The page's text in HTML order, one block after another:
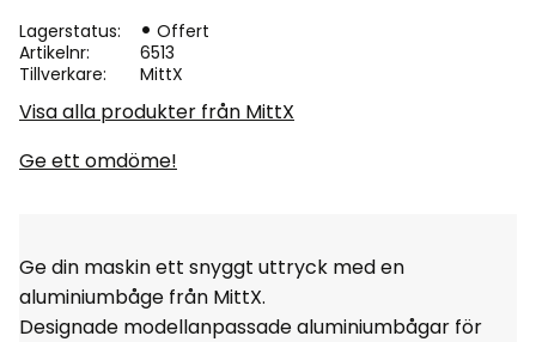
Lagerstatus
Offert
Artikelnr
6513
Tillverkare
MittX
Visa alla produkter från MittX
Ge ett omdöme!
Ge din maskin ett snyggt uttryck med en
aluminiumbåge från MittX.
Designade modellanpassade aluminiumbågar för